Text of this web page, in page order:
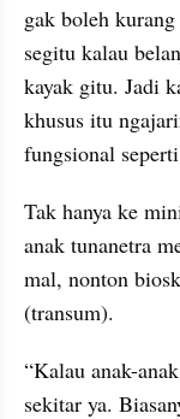
gak boleh
segitu kalau
kayak gitu. Jadi
khusus itu
fungsional
Tak hanya ke
anak tunanetra
mal, nonton
(transum).
“Kalau anak-
sekitar ya.